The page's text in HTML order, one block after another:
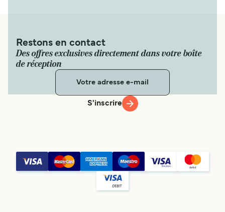
Restons en contact
Des offres exclusives directement dans votre boîte
de réception
S'inscrire